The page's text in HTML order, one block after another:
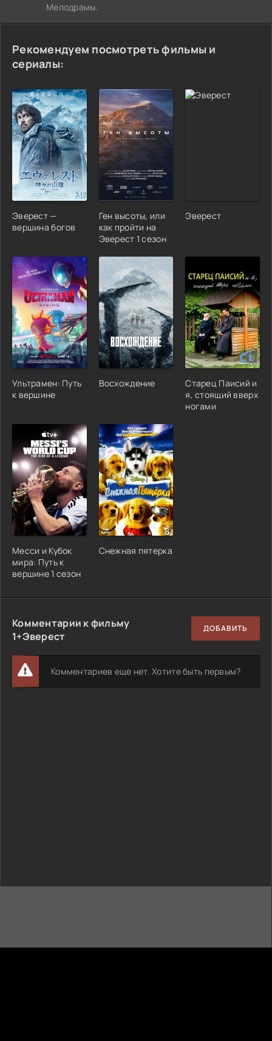
Мелодрамы.
Рекомендуем посмотреть фильмы и
сериалы:
Эверест —
вершина богов
Ген высоты, или
как пройти на
Эверест 1 сезон
Эверест
Ультрамен: Путь
к вершине
Восхождение
Старец Паисий и
я, стоящий вверх
ногами
Месси и Кубок
мира: Путь к
вершине 1 сезон
Снежная пятерка
Комментарии к фильму
1+Эверест
ДОБАВИТЬ
Комментариев еще нет. Хотите быть первым?